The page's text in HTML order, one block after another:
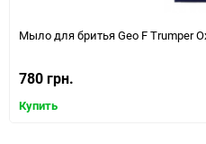
Мыло для бритья Geo F Trumper
780 грн.
Купить